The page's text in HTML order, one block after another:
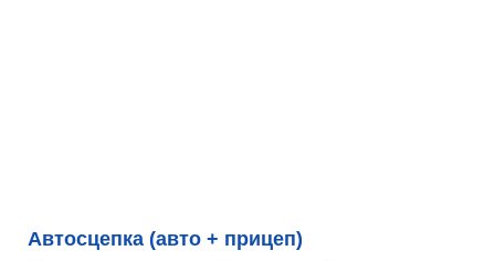
Автосцепка (авто + прицеп)